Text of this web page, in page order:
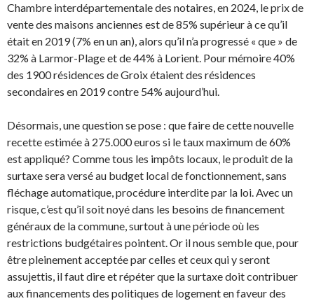
Chambre interdépartementale des notaires, en 2024, le prix de
vente des maisons anciennes est de 85% supérieur à ce qu’il
était en 2019 (7% en un an), alors qu’il n’a progressé « que » de
32% à Larmor-Plage et de 44% à Lorient. Pour mémoire 40%
des 1900 résidences de Groix étaient des résidences
secondaires en 2019 contre 54% aujourd’hui.
Désormais, une question se pose : que faire de cette nouvelle
recette estimée à 275.000 euros si le taux maximum de 60%
est appliqué? Comme tous les impôts locaux, le produit de la
surtaxe sera versé au budget local de fonctionnement, sans
fléchage automatique, procédure interdite par la loi. Avec un
risque, c’est qu’il soit noyé dans les besoins de financement
généraux de la commune, surtout à une période où les
restrictions budgétaires pointent. Or il nous semble que, pour
être pleinement acceptée par celles et ceux qui y seront
assujettis, il faut dire et répéter que la surtaxe doit contribuer
aux financements des politiques de logement en faveur des